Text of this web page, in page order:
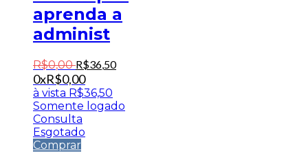
aprenda a
administ
R$0,00 R$36,50
0xR$0,00
à vista R$36,50
Somente logado
Consulta
Esgotado
Comprar